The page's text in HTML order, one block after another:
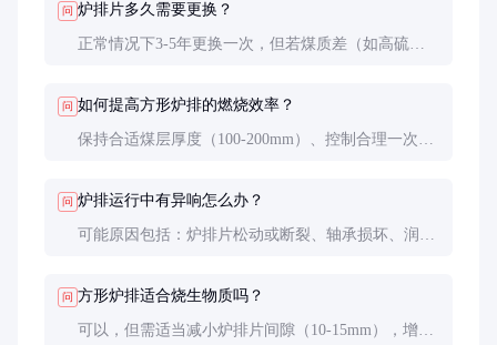
问 炉排片多久需要更换？
正常情况下3-5年更换一次，但若煤质差（如高硫
问 如何提高方形炉排的燃烧效率？
保持合适煤层厚度（100-200mm）、控制合理一次风
问 炉排运行中有异响怎么办？
可能原因包括：炉排片松动或断裂、轴承损坏、润滑
问 方形炉排适合烧生物质吗？
可以，但需适当减小炉排片间隙（10-15mm），增加